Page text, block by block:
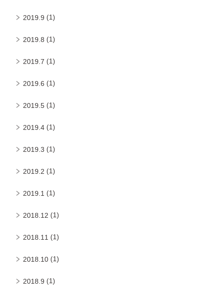
2019.9 (1)
2019.8 (1)
2019.7 (1)
2019.6 (1)
2019.5 (1)
2019.4 (1)
2019.3 (1)
2019.2 (1)
2019.1 (1)
2018.12 (1)
2018.11 (1)
2018.10 (1)
2018.9 (1)